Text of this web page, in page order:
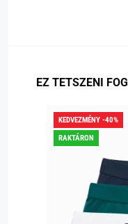
EZ TETSZENI FOG
KEDVEZMÉNY -40%
RAKTÁRON